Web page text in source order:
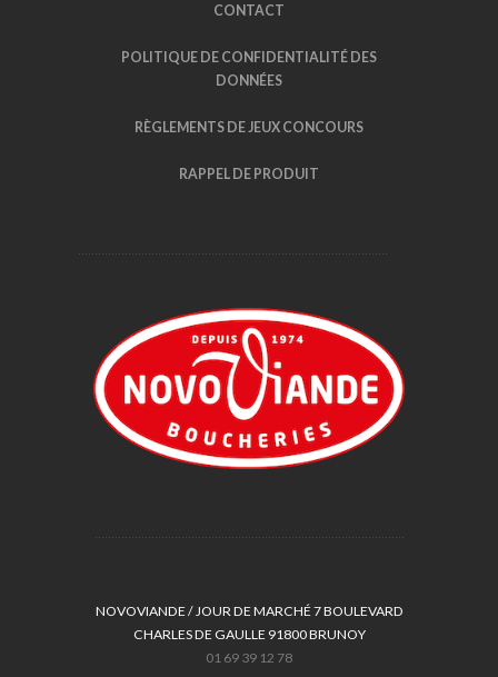
CONTACT
POLITIQUE DE CONFIDENTIALITÉ DES
DONNÉES
RÈGLEMENTS DE JEUX CONCOURS
RAPPEL DE PRODUIT
NOVOVIANDE / JOUR DE MARCHÉ 7 BOULEVARD
CHARLES DE GAULLE 91800 BRUNOY
01 69 39 12 78